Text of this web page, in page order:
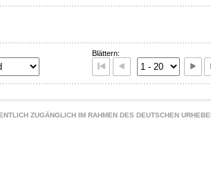
Blättern:
ZUGÄNGLICH IM RAHMEN DES DEUTSCHEN